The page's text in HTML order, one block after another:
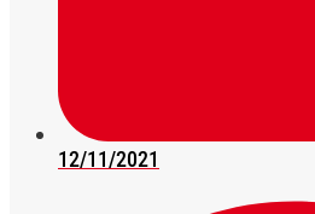
12/11/2021